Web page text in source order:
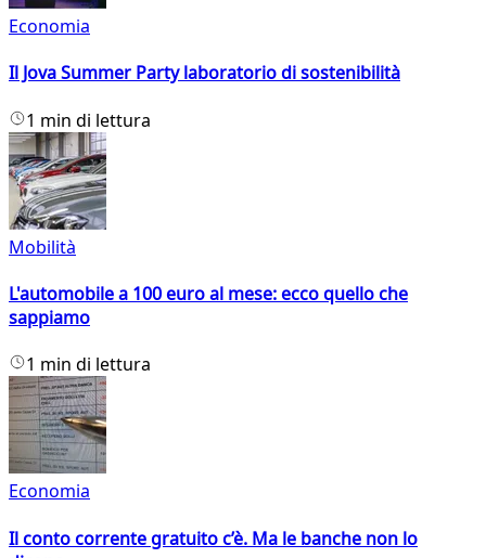
Economia
Il Jova Summer Party laboratorio di sostenibilità
1 min di lettura
Mobilità
L'automobile a 100 euro al mese: ecco quello che
sappiamo
1 min di lettura
Economia
Il conto corrente gratuito c’è. Ma le banche non lo